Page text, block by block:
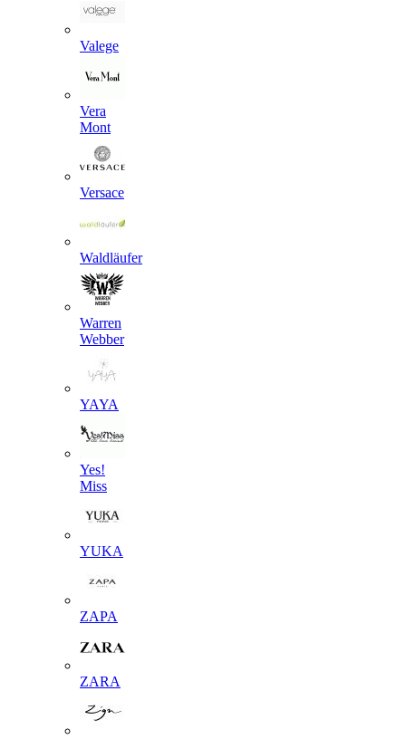
Valege
Vera
Mont
Versace
Waldläufer
Warren
Webber
YAYA
Yes!
Miss
YUKA
ZAPA
ZARA